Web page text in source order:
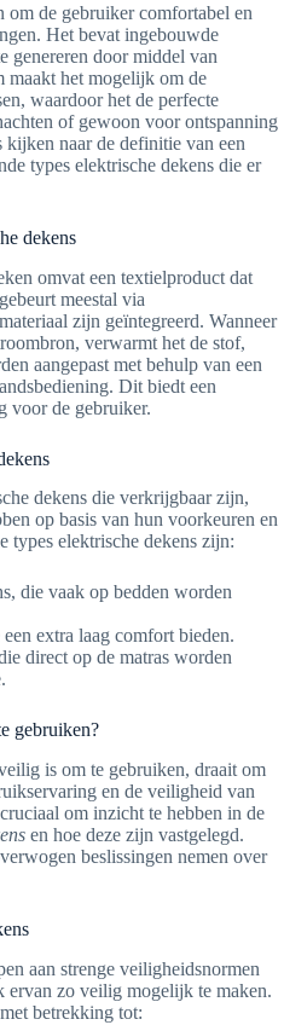
de gebruiker comfortabel en
Het bevat ingebouwde
genereren door middel van
maakt het mogelijk om de
waardoor het de perfecte
of gewoon voor ontspanning
kijken naar de definitie van een
types elektrische dekens die er
dekens
omvat een textielproduct dat
meestal via
zijn geïntegreerd. Wanneer
verwarmt het de stof,
aangepast met behulp van een
Dit biedt een
voor de gebruiker.
dekens die verkrijgbaar zijn,
op basis van hun voorkeuren en
types elektrische dekens zijn:
die vaak op bedden worden
extra laag comfort bieden.
direct op de matras worden
gebruiken?
is om te gebruiken, draait om
en de veiligheid van
om inzicht te hebben in de
en hoe deze zijn vastgelegd.
beslissingen nemen over
aan strenge veiligheidsnormen
zo veilig mogelijk te maken.
betrekking tot: